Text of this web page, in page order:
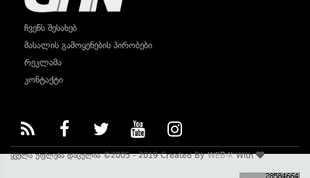
ჩვენს შესახებ
მასალის გამოყენების პირობები
რეკლამა
კონტაქტი
ყველა უფლება დაცულია ©2005 - 2019 Created ByWEB-XWith